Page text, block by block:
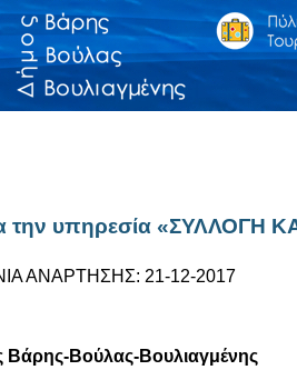
την υπηρεσία
ΑΝΑΡΤΗΣΗΣ: 21-12-2017
Βούλας-Βουλιαγμένης